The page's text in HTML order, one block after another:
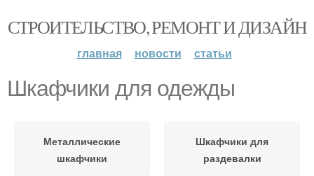
СТРОИТЕЛЬСТВО, РЕМОНТ И ДИЗАЙН
главная новости статьи
Шкафчики для одежды
Металлические
шкафчики
Шкафчики для
раздевалки